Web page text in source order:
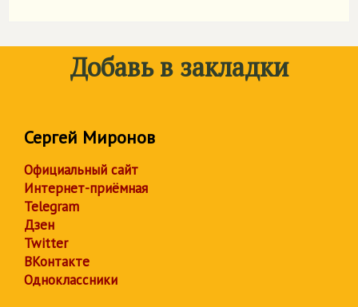
Добавь в закладки
Сергей Миронов
Официальный сайт
Интернет-приёмная
Telegram
Дзен
Twitter
ВКонтакте
Одноклассники